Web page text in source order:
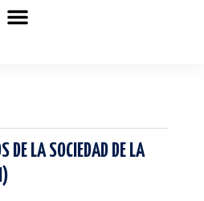
DE LA SOCIEDAD DE LA